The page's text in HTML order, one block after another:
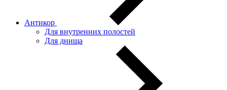
Антикор
Для внутренних полостей
Для днища